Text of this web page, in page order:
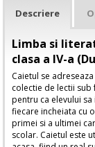
Descriere
Limba si
clasa a IV-a
Caietul se
colectie de lectii
pentru ca elevului
fiecare incheiata cu
primei si a ultimei
scolar. Caietul este